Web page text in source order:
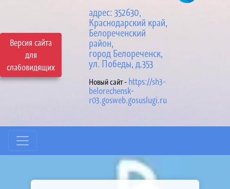
Версия сайта
для
слабовидящих
адрес: 352630,
Краснодарский край,
Белореченский
район,
город Белореченск,
ул. Победы, д.353
Новый сайт - https://sh3-
belorechensk-
r03.gosweb.gosuslugi.ru